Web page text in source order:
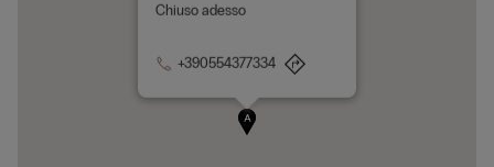
A
Chiuso adesso
+390554377334